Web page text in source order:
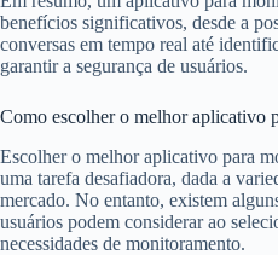
benefícios significativos, desde a
conversas em tempo real até
garantir a segurança de usuários.
Como escolher o melhor aplicativo
Escolher o melhor aplicativo para
uma tarefa desafiadora, dada a
mercado. No entanto, existem
usuários podem considerar ao
necessidades de monitoramento.